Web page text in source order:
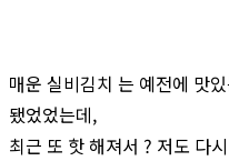
매운 실비김치 는 예전에 맛
됐었었는데,
최근 또 핫 해져서 ? 저도 다